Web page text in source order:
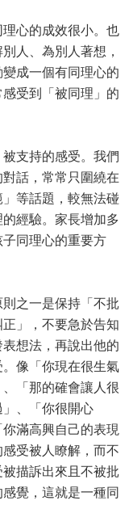
心的成效很小。也
人、為別人著想，
成一個有同理心的
受到「被同理」的
支持的感受。我們
話，常常只圍繞在
」等話題，較無法碰
經驗。家長增加多
同理心的重要方
之一是保持「不批
」，不要急於告知
表想法，再說出他的
像「你現在很生氣
「那的確會讓人很
、「你很開心
滿高興自己的表現
受被人瞭解，而不
描訴出來且不被批
覺，這就是一種同